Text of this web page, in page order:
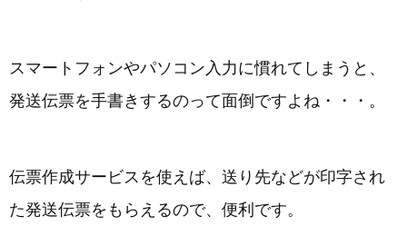
スマートフォンやパソコン入力に慣れてしまうと、
発送伝票を手書きするのって面倒ですよね・・・。
伝票作成サービスを使えば、送り先などが印字され
た発送伝票をもらえるので、便利です。